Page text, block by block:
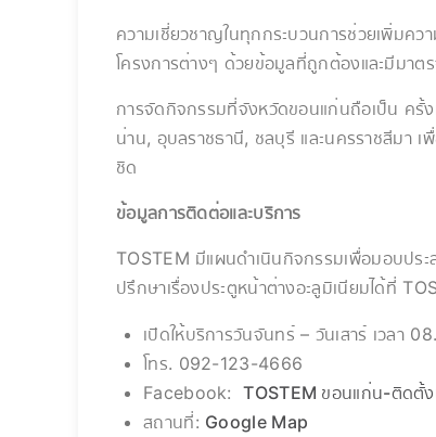
ความเชี่ยวชาญในทุกกระบวนการช่วยเพิ่มคว
โครงการต่างๆ ด้วยข้อมูลที่ถูกต้องและมีมาต
การจัดกิจกรรมที่จังหวัดขอนแก่นถือเป็น ครั้
น่าน, อุบลราชธานี, ชลบุรี และนครราชสีมา เ
ชิด
ข้อมูลการติดต่อและบริการ
TOSTEM มีแผนดำเนินกิจกรรมเพื่อมอบปร
ปรึกษาเรื่องประตูหน้าต่างอะลูมิเนียมได้ที่
เปิดให้บริการวันจันทร์ – วันเสาร์ เวลา
โทร. 092-123-4666
Facebook:TOSTEM ขอนแก่น-ติดตั้ง
สถานที่: Google Map